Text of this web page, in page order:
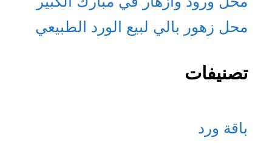
محل زهور بالي لبيع الورد الطبيعي
تصنيفات
باقة ورد